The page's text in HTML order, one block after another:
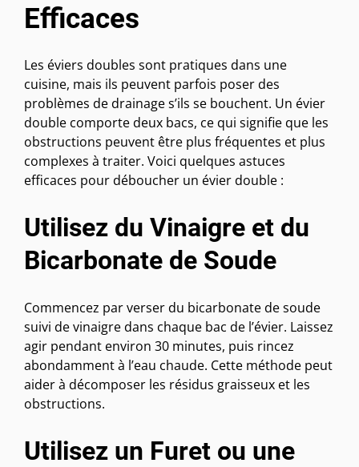
Efficaces
Les éviers doubles sont pratiques dans une
cuisine, mais ils peuvent parfois poser des
problèmes de drainage s’ils se bouchent. Un évier
double comporte deux bacs, ce qui signifie que les
obstructions peuvent être plus fréquentes et plus
complexes à traiter. Voici quelques astuces
efficaces pour déboucher un évier double :
Utilisez du Vinaigre et du
Bicarbonate de Soude
Commencez par verser du bicarbonate de soude
suivi de vinaigre dans chaque bac de l’évier. Laissez
agir pendant environ 30 minutes, puis rincez
abondamment à l’eau chaude. Cette méthode peut
aider à décomposer les résidus graisseux et les
obstructions.
Utilisez un Furet ou une